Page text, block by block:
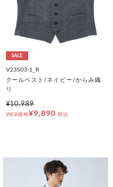
SALE
V23S03-1_R
クールベスト/ネイビー/からみ織
り
¥10,989
WEB価格¥9,890 税込